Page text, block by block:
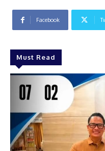
Facebook
Must Read